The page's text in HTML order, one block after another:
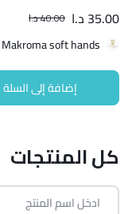
40.00د.ا 35.00 د.ا
Makroma soft hands
إضافة إلى السلة
كل المنتجات